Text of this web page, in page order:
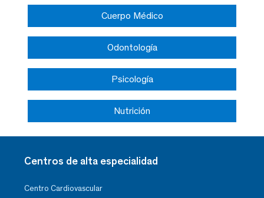
Cuerpo Médico
Odontología
Psicología
Nutrición
Centros de alta especialidad
Centro Cardiovascular